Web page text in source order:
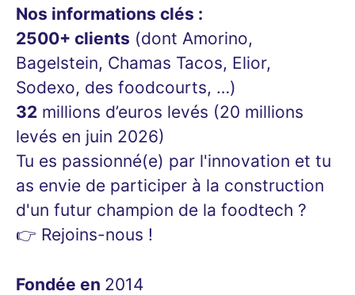
Nos informations clés :
2500+ clients (dont Amorino,
Bagelstein, Chamas Tacos, Elior,
Sodexo, des foodcourts, …)
32 millions d’euros levés (20 millions
levés en juin 2026)
Tu es passionné(e) par l'innovation et tu
as envie de participer à la construction
d'un futur champion de la foodtech ?
👉 Rejoins-nous !
Fondée en 2014